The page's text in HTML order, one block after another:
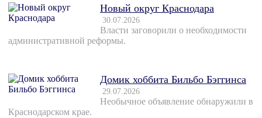
Новый округ Краснодара
30.07.2026
Власти заговорили о необходимости
административной реформы.
Домик хоббита Бильбо Бэггинса
29.07.2026
Необычное объявление обнаружили в
Краснодарском крае.